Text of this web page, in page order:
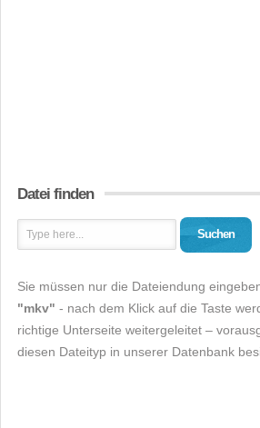
Datei finden
Suchen
Sie müssen nur die Dateiendung
"mkv" - nach dem Klick auf die Taste
richtige Unterseite weitergeleitet –
diesen Dateityp in unserer Datenbank